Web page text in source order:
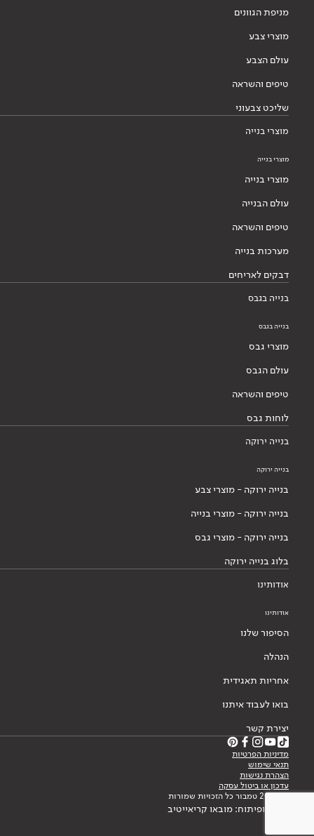
מניפת הגוונים
מוצרי צבע
עולם הצבע
טיפים והשראה
שליכט צבעוני
מוצרי בנייה
מוצרי בנייה
מוצרי בנייה
עולם הבנייה
טיפים והשראה
מערכות בנייה
דבקים לאריחים
בנייה בגבס
בנייה בגבס
מוצרי גבס
עולם הגבס
טיפים והשראה
לוחות גבס
בנייה ירוקה
בנייה ירוקה
בנייה ירוקה - מוצרי צבע
בנייה ירוקה - מוצרי בנייה
בנייה ירוקה - מוצרי גבס
בלוג בנייה ירוקה
אודותינו
אודותינו
הסיפור שלנו
הנהלה
אחריות תאגידית
בואו לעבוד איתנו
יצירת קשר
מדיניות הפרטיות
תנאי שימוש
הצהרת נגישות
עדכון או ביטול עסקה
© 2026 טמבור כל הזכויות שמורות
עיצוב ופיתוח: מובאו קריאייטיב